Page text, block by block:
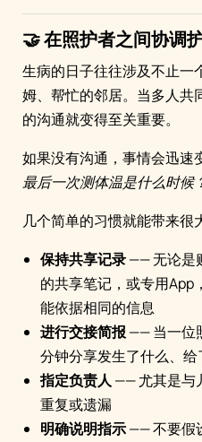
🤝 在照护者之间协调
生病的日子往往涉及不止
姆、帮忙的邻居。当多人共
的沟通就变得至关重要。
如果没有沟通，事情会迅速
最后一次测体温是什么时候
几个简单的习惯就能带来很
保持共享记录—— 无论是
的共享笔记，或专用App
能依据相同的信息
进行交接简报—— 当一位
分钟分享发生了什么、
指定负责人—— 尤其是与
重复或遗漏
明确说明指示—— 不要假